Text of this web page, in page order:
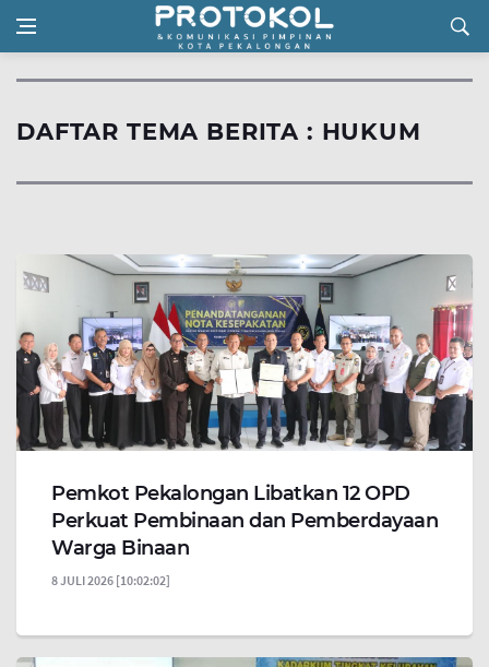
DAFTAR TEMA BERITA : HUKUM
Pemkot Pekalongan Libatkan 12 OPD
Perkuat Pembinaan dan Pemberdayaan
Warga Binaan
8 JULI 2026 [10:02:02]